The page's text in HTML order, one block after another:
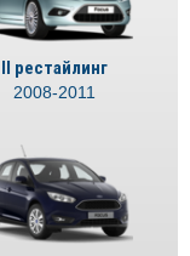
II рестайлинг
2008-2011